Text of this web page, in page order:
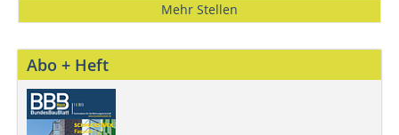
Mehr Stellen
Abo + Heft